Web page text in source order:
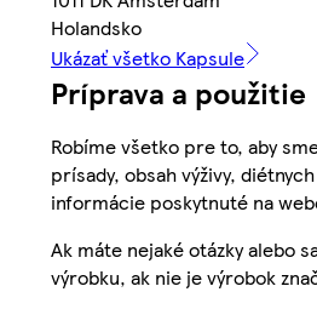
Holandsko
Ukázať všetko Kapsule
Príprava a použitie
Robíme všetko pre to, aby
prísady, obsah výživy,
informácie poskytnuté na
Ak máte nejaké otázky alebo
výrobku, ak nie je výrobok